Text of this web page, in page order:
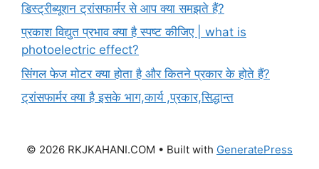
डिस्ट्रीब्यूशन ट्रांसफार्मर से आप क्या समझते हैं?
प्रकाश विद्युत प्रभाव क्या है स्पष्ट कीजिए | what is
photoelectric effect?
सिंगल फेज मोटर क्या होता है और कितने प्रकार के होते हैं?
ट्रांसफार्मर क्या है इसके भाग,कार्य ,प्रकार,सिद्धान्त
© 2026 RKJKAHANI.COM • Built with GeneratePress